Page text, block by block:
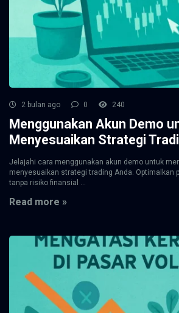
2 bulan ago 0 240
Menggunakan Akun Demo
Menyesuaikan Strategi
Jelajahi cara menggunakan akun demo untuk
menyesuaikan strategi trading Anda. Optimalkan
tanpa risiko finansial ...
Read more »